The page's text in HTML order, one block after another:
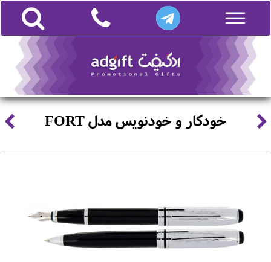
خودکار و خودنویس مدل FORT